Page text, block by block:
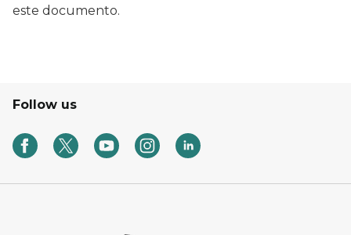
este documento.
Follow us